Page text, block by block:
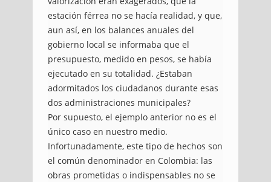
estación férrea no se hacía realidad, y que,
aun así, en los balances anuales del
gobierno local se informaba que el
presupuesto, medido en pesos, se había
ejecutado en su totalidad. ¿Estaban
adormitados los ciudadanos durante esas
dos administraciones municipales?
Por supuesto, el ejemplo anterior no es el
único caso en nuestro medio.
Infortunadamente, este tipo de hechos son
el común denominador en Colombia: las
obras prometidas o indispensables no se